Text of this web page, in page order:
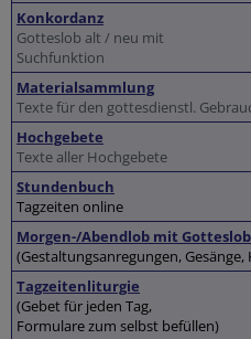
Konkordanz
Gotteslob alt / neu mit
Suchfunktion
Materialsammlung
Texte für den gottesdienstl.
Hochgebete
Texte aller Hochgebete
Stundenbuch
Tagzeiten online
Morgen-/Abendlob mit Gotteslob
(Gestaltungsanregungen, Gesänge,
Tagzeitenliturgie
(Gebet für jeden Tag,
Formulare zum selbst befüllen)